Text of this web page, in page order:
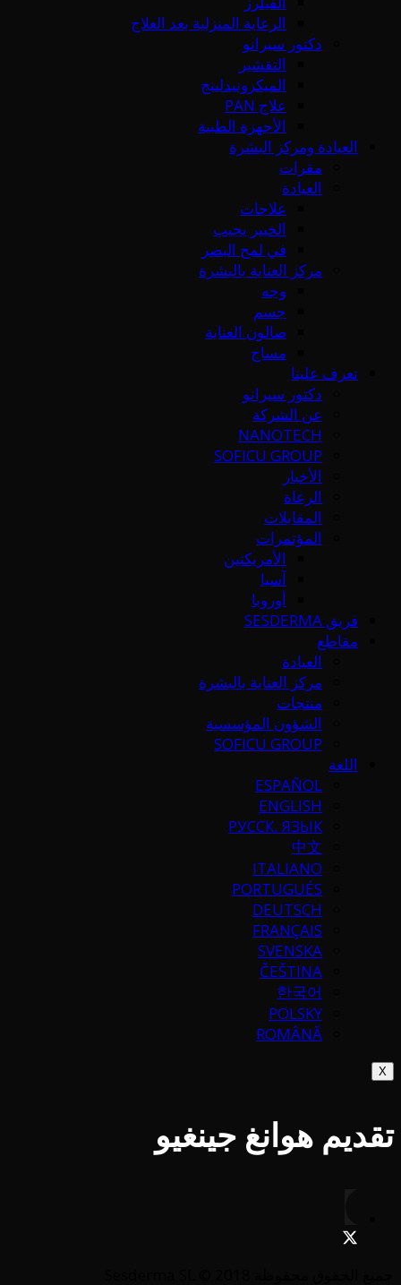
الرعاية المنزلية بعد العلاج
دكتور سيرانو
التقشير
الميكرونيدلينج
علاج PAN
الأجهزة الطبية
العيادة ومركز البشرة
مقرات
العيادة
علاجات
الخبير يجيب
في لمح البصر
مركز العناية بالبشرة
وجه
جسم
صالون العناية
مساج
تعرف علينا
دكتور سيرانو
عن الشركة
NANOTECH
SOFICU GROUP
الأخبار
الرعاة
المقابلات
المؤتمرات
الأمريكتين
آسيا
أوروبا
فريق SESDERMA
مقاطع
العيادة
مركز العناية بالبشرة
منتجات
الشؤون المؤسسية
SOFICU GROUP
اللغة
ESPAÑOL
ENGLISH
РУССК. ЯЗЫК
中文
ITALIANO
PORTUGUÉS
DEUTSCH
FRANÇAIS
SVENSKA
ČEŠTINA
한국어
POLSKY
ROMÂNĂ
X
تقديم هوانغ جينغيو